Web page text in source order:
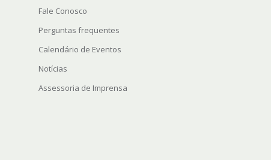
Fale Conosco
Perguntas frequentes
Calendário de Eventos
Notícias
Assessoria de Imprensa